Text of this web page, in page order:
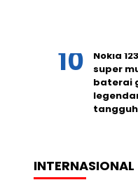
warga
Nokia
super
baterai
tangguh
INTERNASIONAL